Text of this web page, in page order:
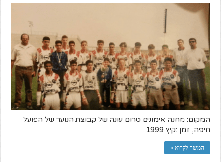
המקום: מחנה אימונים טרום עונה של קבוצת הנוער של הפועל
חיפה, זמן :קיץ 1999
המשך לקרוא »